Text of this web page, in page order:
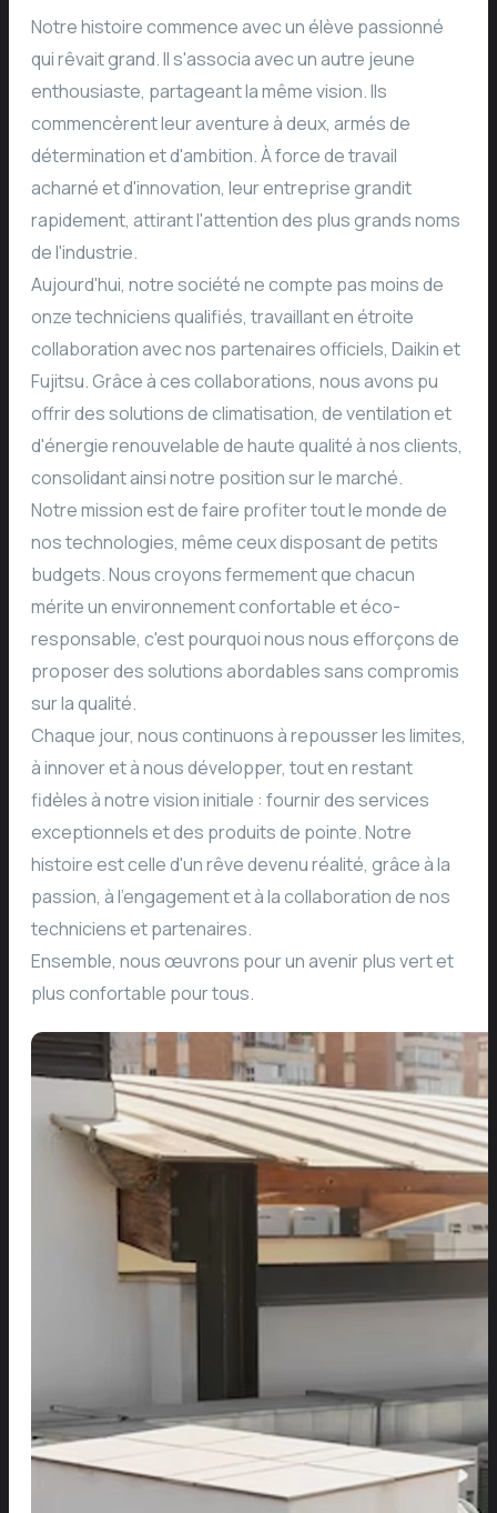
Notre histoire commence avec un élève passionné
qui rêvait grand. Il s'associa avec un autre jeune
enthousiaste, partageant la même vision. Ils
commencèrent leur aventure à deux, armés de
détermination et d'ambition. À force de travail
acharné et d'innovation, leur entreprise grandit
rapidement, attirant l'attention des plus grands noms
de l'industrie.
Aujourd'hui, notre société ne compte pas moins de
onze techniciens qualifiés, travaillant en étroite
collaboration avec nos partenaires officiels, Daikin et
Fujitsu. Grâce à ces collaborations, nous avons pu
offrir des solutions de climatisation, de ventilation et
d'énergie renouvelable de haute qualité à nos clients,
consolidant ainsi notre position sur le marché.
Notre mission est de faire profiter tout le monde de
nos technologies, même ceux disposant de petits
budgets. Nous croyons fermement que chacun
mérite un environnement confortable et éco-
responsable, c'est pourquoi nous nous efforçons de
proposer des solutions abordables sans compromis
sur la qualité.
Chaque jour, nous continuons à repousser les limites,
à innover et à nous développer, tout en restant
fidèles à notre vision initiale : fournir des services
exceptionnels et des produits de pointe. Notre
histoire est celle d'un rêve devenu réalité, grâce à la
passion, à l'engagement et à la collaboration de nos
techniciens et partenaires.
Ensemble, nous œuvrons pour un avenir plus vert et
plus confortable pour tous.